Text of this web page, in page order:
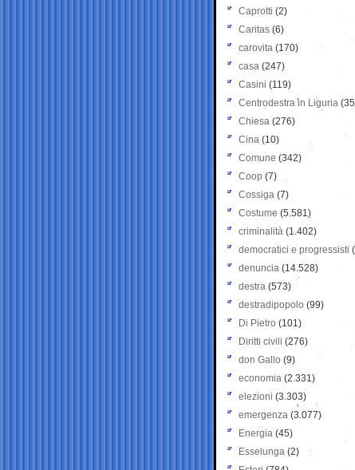
Caprotti (2)
Caritas (6)
carovita (170)
casa (247)
Casini (119)
Centrodestra in Liguria
Chiesa (276)
Cina (10)
Comune (342)
Coop (7)
Cossiga (7)
Costume (5.581)
criminalità (1.402)
democratici e progressisti
denuncia (14.528)
destra (573)
destradipopolo (99)
Di Pietro (101)
Diritti civili (276)
don Gallo (9)
economia (2.331)
elezioni (3.303)
emergenza (3.077)
Energia (45)
Esselunga (2)